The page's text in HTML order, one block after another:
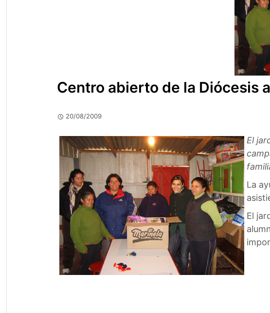
Centro abierto de la Diócesis
20/08/2009
El
La
El